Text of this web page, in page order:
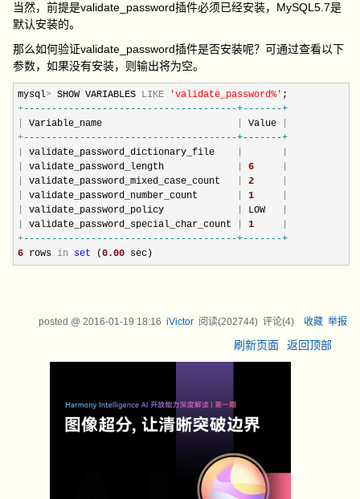
当然，前提是validate_password插件必须已经安装，MySQL5.7是
默认安装的。
那么如何验证validate_password插件是否安装呢？可通过查看以下
参数，如果没有安装，则输出将为空。
mysql> SHOW VARIABLES LIKE 'validate_password%'
+-- ------------------------------------+-------+
Variable_name Value
+-- ------------------------------------+-------+
validate_password_dictionary_file
validate_password_length 6
validate_password_mixed_case_count 2
validate_password_number_count 1
validate_password_policy LOW
validate_password_special_char_count 1
+-- ------------------------------------+-------+
6 rows in set (0.00 sec)
posted @ 2016-01-19 18:16 iVictor阅读(202744) 评论(4) 收藏 举报
刷新页面 返回顶部